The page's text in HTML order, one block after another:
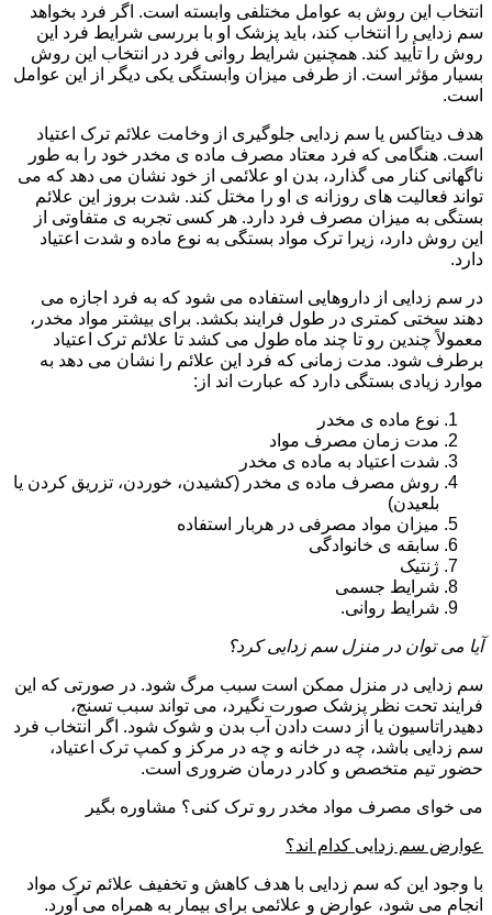
انتخاب این روش به عوامل مختلفی وابسته است. اگر فرد بخواهد
سم زدایی را انتخاب کند، باید پزشک او با بررسی شرایط فرد این
روش را تأیید کند. همچنین شرایط روانی فرد در انتخاب این روش
بسیار مؤثر است. از طرفی میزان وابستگی یکی دیگر از این عوامل
است.
هدف دیتاکس یا سم زدایی جلوگیری از وخامت علائم ترک اعتیاد
است. هنگامی که فرد معتاد مصرف ماده ی مخدر خود را به طور
ناگهانی کنار می گذارد، بدن او علائمی از خود نشان می دهد که می
تواند فعالیت های روزانه ی او را مختل کند. شدت بروز این علائم
بستگی به میزان مصرف فرد دارد. هر کسی تجربه ی متفاوتی از
این روش دارد، زیرا ترک مواد بستگی به نوع ماده و شدت اعتیاد
دارد.
در سم زدایی از داروهایی استفاده می شود که به فرد اجازه می
دهند سختی کمتری در طول فرایند بکشد. برای بیشتر مواد مخدر،
معمولاً چندین رو تا چند ماه طول می کشد تا علائم ترک اعتیاد
برطرف شود. مدت زمانی که فرد این علائم را نشان می دهد به
موارد زیادی بستگی دارد که عبارت اند از:
نوع ماده ی مخدر
مدت زمان مصرف مواد
شدت اعتیاد به ماده ی مخدر
روش مصرف ماده ی مخدر (کشیدن، خوردن، تزریق کردن یا
بلعیدن)
میزان مواد مصرفی در هربار استفاده
سابقه ی خانوادگی
ژنتیک
شرایط جسمی
شرایط روانی.
آیا می توان در منزل سم زدایی کرد؟
سم زدایی در منزل ممکن است سبب مرگ شود. در صورتی که این
فرایند تحت نظر پزشک صورت نگیرد، می تواند سبب تسنج،
دهیدراتاسیون یا از دست دادن آب بدن و شوک شود. اگر انتخاب فرد
سم زدایی باشد، چه در خانه و چه در مرکز و کمپ ترک اعتیاد،
حضور تیم متخصص و کادر درمان ضروری است.
می خوای مصرف مواد مخدر رو ترک کنی؟ مشاوره بگیر
عوارض سم زدایی کدام اند؟
با وجود این که سم زدایی با هدف کاهش و تخفیف علائم ترک مواد
انجام می شود، عوارض و علائمی برای بیمار به همراه می آورد.